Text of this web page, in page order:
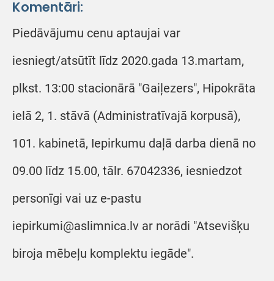
Komentāri:
Piedāvājumu cenu aptaujai var
iesniegt/atsūtīt līdz 2020.gada 13.martam,
plkst. 13:00 stacionārā "Gaiļezers", Hipokrāta
ielā 2, 1. stāvā (Administratīvajā korpusā),
101. kabinetā, Iepirkumu daļā darba dienā no
09.00 līdz 15.00, tālr. 67042336, iesniedzot
personīgi vai uz e-pastu
iepirkumi@aslimnica.lv ar norādi "Atsevišķu
biroja mēbeļu komplektu iegāde".